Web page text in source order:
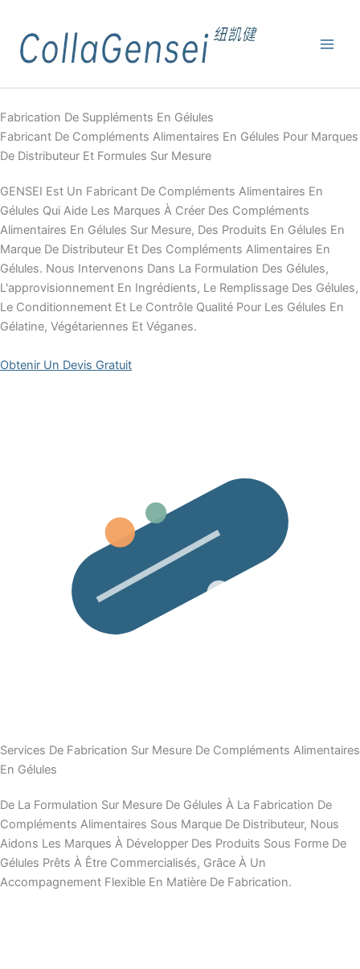
Fabrication De Suppléments En Gélules
Fabricant De Compléments Alimentaires En Gélules Pour Marques
De Distributeur Et Formules Sur Mesure
GENSEI Est Un Fabricant De Compléments Alimentaires En
Gélules Qui Aide Les Marques À Créer Des Compléments
Alimentaires En Gélules Sur Mesure, Des Produits En Gélules En
Marque De Distributeur Et Des Compléments Alimentaires En
Gélules. Nous Intervenons Dans La Formulation Des Gélules,
L'approvisionnement En Ingrédients, Le Remplissage Des Gélules,
Le Conditionnement Et Le Contrôle Qualité Pour Les Gélules En
Gélatine, Végétariennes Et Véganes.
Obtenir Un Devis Gratuit
Services De Fabrication Sur Mesure De Compléments Alimentaires
En Gélules
De La Formulation Sur Mesure De Gélules À La Fabrication De
Compléments Alimentaires Sous Marque De Distributeur, Nous
Aidons Les Marques À Développer Des Produits Sous Forme De
Gélules Prêts À Être Commercialisés, Grâce À Un
Accompagnement Flexible En Matière De Fabrication.